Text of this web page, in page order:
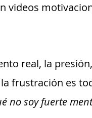
videos
real, la
frustración es
no soy fuerte